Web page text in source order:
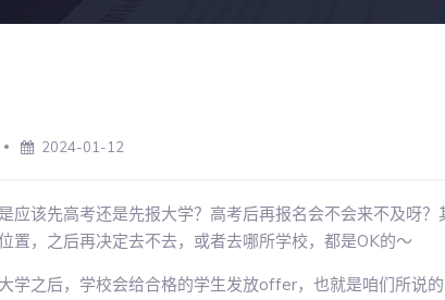
2024-01-12
应该先高考还是先报大学？高考后再报名会不会来不及呀
置，之后再决定去不去，或者去哪所学校，都是OK的～
学之后，学校会给合格的学生发放offer，也就是咱们所说